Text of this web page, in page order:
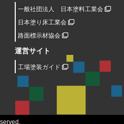
一般社団法人 日本塗料工業会
日本塗り床工業会
路面標示材協会
運営サイト
工場塗装ガイド